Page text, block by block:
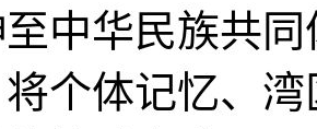
至中华民族共
个体记忆、